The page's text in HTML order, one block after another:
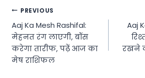
Post
navigation
PREVIOUS
Aaj Ka Mesh Rashifal:
मेहनत रंग लाएगी, बॉस
करेगा तारीफ, पढ़ें आज का
मेष राशिफल
Aaj
रखने